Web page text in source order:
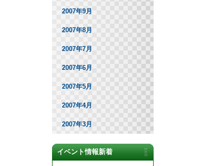
2007年9月
2007年8月
2007年7月
2007年6月
2007年5月
2007年4月
2007年3月
イベント情報新着